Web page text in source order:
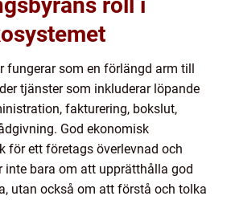
fungerar som en förlängd arm till
tjänster som inkluderar löpande
fakturering, bokslut,
God ekonomisk
för ett företags överlevnad och
inte bara om att upprätthålla god
utan också om att förstå och tolka